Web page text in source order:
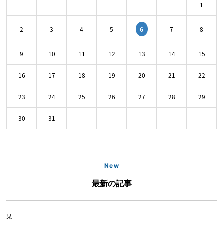
1
2 3 4 5 6 7 8
9 10 11 12 13 14 15
16 17 18 19 20 21 22
23 24 25 26 27 28 29
30 31
New
最新の記事
栞